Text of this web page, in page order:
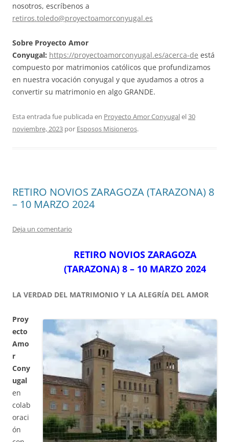
nosotros, escríbenos a
retiros.toledo@proyectoamorconyugal.es
Sobre Proyecto Amor
Conyugal: https://proyectoamorconyugal.es/acerca-de está
compuesto por matrimonios católicos que profundizamos
en nuestra vocación conyugal y que ayudamos a otros a
convertir su matrimonio en algo GRANDE.
Esta entrada fue publicada en Proyecto Amor Conyugalel30
noviembre, 2023 por Esposos Misioneros.
RETIRO NOVIOS ZARAGOZA (TARAZONA) 8
– 10 MARZO 2024
Deja un comentario
RETIRO NOVIOS ZARAGOZA
(TARAZONA) 8 – 10 MARZO 2024
LA VERDAD DEL MATRIMONIO Y LA ALEGRÍA DEL AMOR
Proy
ecto
Amo
r
Cony
ugal
en
colab
oraci
ón